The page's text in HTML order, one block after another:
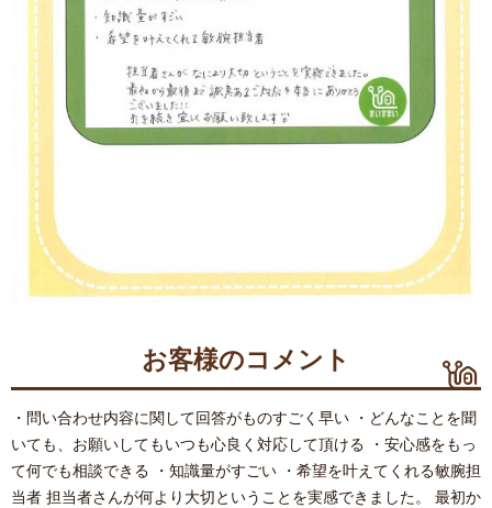
お客様のコメント
・問い合わせ内容に関して回答がものすごく早い ・どんなことを聞
いても、お願いしてもいつも心良く対応して頂ける ・安心感をもっ
て何でも相談できる ・知識量がすごい ・希望を叶えてくれる敏腕担
当者 担当者さんが何より大切ということを実感できました。 最初か